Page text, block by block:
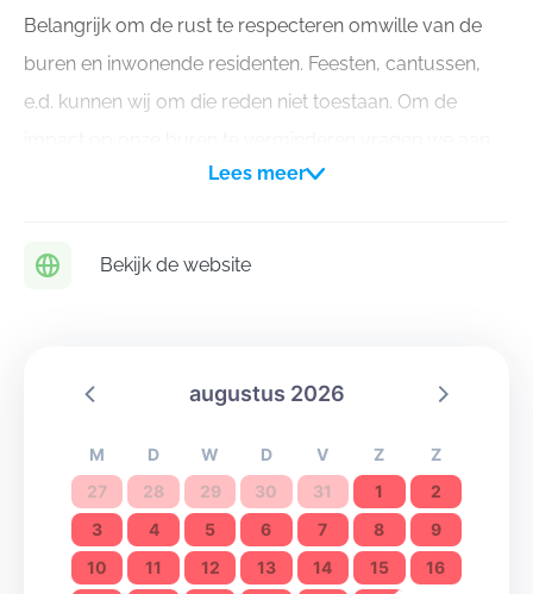
Belangrijk om de rust te respecteren omwille van de
buren en inwonende residenten. Feesten, cantussen,
e.d. kunnen wij om die reden niet toestaan. Om de
groepen om buiten geen muziekinstallaties te plaatsen
Lees meer
Bekijk de website
augustus 2026
M D W D V Z
Z
27
28 29 30 31 1
2
3
4 5 6 7 8
9
10
11 12 13 14 15
16